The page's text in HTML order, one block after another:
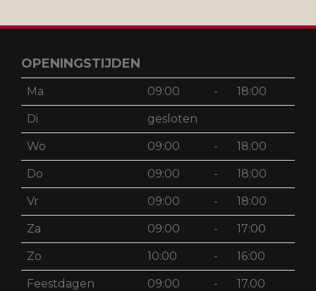
OPENINGSTIJDEN
Ma 09:00 - 18:00
Di gesloten
Wo 09:00 - 18:00
Do 09:00 - 18:00
Vr 09:00 - 18:00
Za 09:00 - 17:00
Zo 10:00 - 16:00
Feestdagen 09:00 - 17.00